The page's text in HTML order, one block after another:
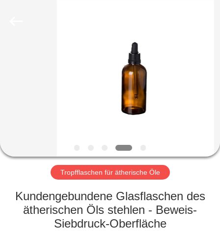
VR-
SHOW
ÜBER
UNS
Tropfflaschen für ätherische Öle
Kundengebundene Glasflaschen des
ätherischen Öls stehlen - Beweis-
Siebdruck-Oberfläche